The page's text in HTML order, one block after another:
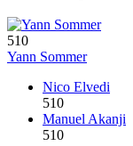
510
Yann Sommer
Nico Elvedi
510
Manuel Akanji
510